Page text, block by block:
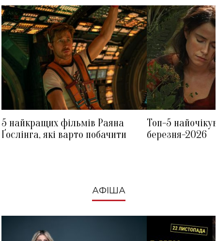
5 найкращих фільмів Раяна
Ґослінга, які варто побачити
Топ-5
березня-2026
АФІША